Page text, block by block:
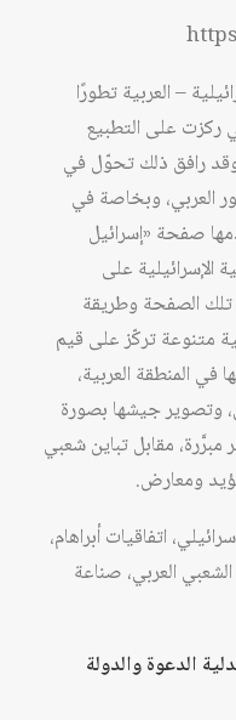
– العربية تطورًا
ركزت على التطبيع
وقد رافق ذلك تحوّل في
العربي، وبخاصة في
صفحة «إسرائيل
الإسرائيلية على
الصفحة وطريقة
متنوعة تركّز على قيم
المنطقة العربية،
وتصوير جيشها بصورة
مبرَّرة، مقابل تباين شعبي
ومعارض.
اتفاقيات أبراهام،
العربي، صناعة
الدعوة والدولة